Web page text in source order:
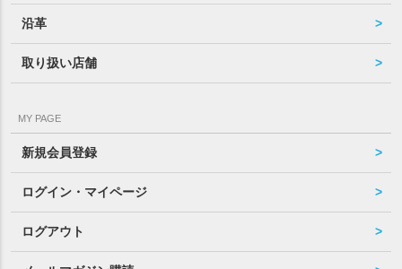
沿革
取り扱い店舗
MY PAGE
新規会員登録
ログイン・マイページ
ログアウト